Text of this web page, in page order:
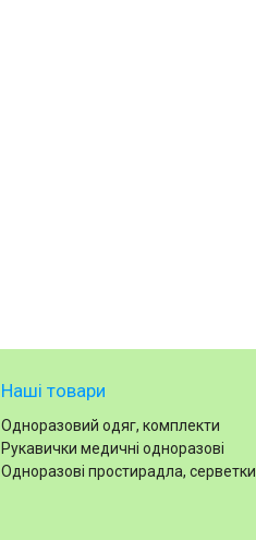
Наші товари
Одноразовий одяг, комплекти
Рукавички медичні одноразові
Одноразові простирадла, серветки